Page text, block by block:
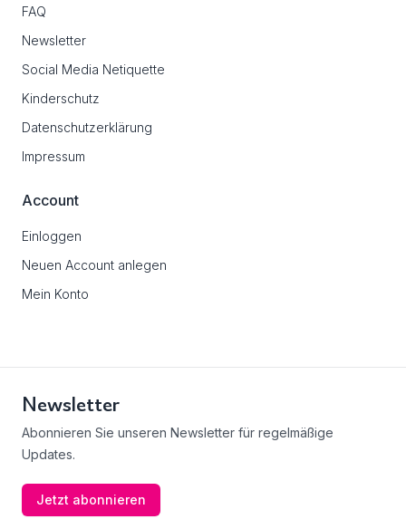
FAQ
Newsletter
Social Media Netiquette
Kinderschutz
Datenschutzerklärung
Impressum
Account
Einloggen
Neuen Account anlegen
Mein Konto
Newsletter
Abonnieren Sie unseren Newsletter für regelmäßige
Updates.
Jetzt abonnieren